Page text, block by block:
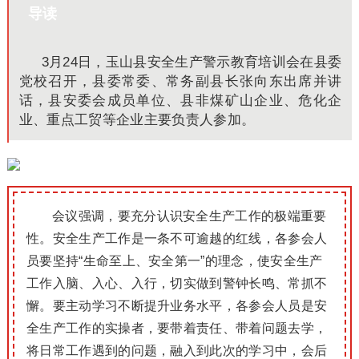
导读
3月24日，玉山县安全生产警示教育培训会在县委
党校召开，县委常委、常务副县长张向东出席并讲
话，县安委会成员单位、县非煤矿山企业、危化企
业、重点工贸等企业主要负责人参加。
会议强调，要充分认识安全生产工作的极端重要
性。安全生产工作是一条不可逾越的红线，各参会人
员要坚持“生命至上、安全第一”的理念，使安全生产
工作入脑、入心、入行，切实做到警钟长鸣、常抓不
懈。要主动学习不断提升业务水平，各参会人员是安
全生产工作的实操者，要带着责任、带着问题去学，
将日常工作遇到的问题，融入到此次的学习中，会后